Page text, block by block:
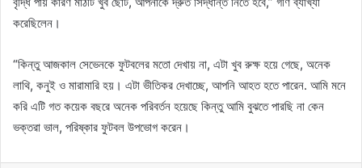
করেছিলেন।
“কিন্তু আজকাল সেভেনকে ফুটবলের মতো দেখায় না, এটা খুব রুক্ষ হয়ে গেছে, অনেক
লাথি, কনুই ও মারামারি হয়। এটা ভীতিকর দেখাচ্ছে, আপনি আহত হতে পারেন. আমি মনে
করি এটি গত কয়েক বছরে অনেক পরিবর্তন হয়েছে কিন্তু আমি বুঝতে পারছি না কেন
ভক্তরা ভাল, পরিষ্কার ফুটবল উপভোগ করেন।